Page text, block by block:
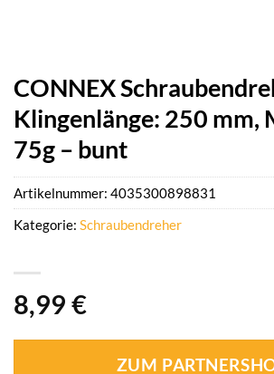
CONNEX
Klingenlänge: 250 mm,
75g – bunt
8,99 €
ZUM
Artikelnummer: 4035300898831
Kategorie: Schraubendreher